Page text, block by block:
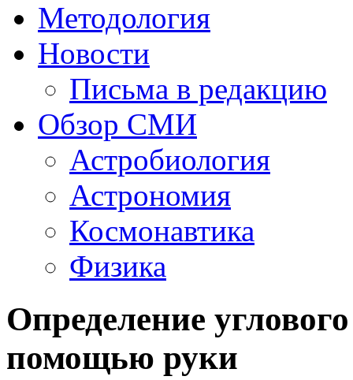
Методология
Новости
Письма в редакцию
Обзор СМИ
Астробиология
Астрономия
Космонавтика
Физика
Определение
помощью руки